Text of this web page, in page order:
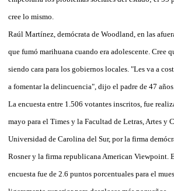
cree lo mismo.
Raúl Martínez, demócrata de Woodland, en las
que fumó marihuana cuando era adolescente. Cree
siendo cara para los gobiernos locales. "Les va a
a fomentar la delincuencia", dijo el padre de 47 años.
La encuesta entre 1.506 votantes inscritos, fue
mayo para el Times y la Facultad de Letras, Artes y
Universidad de Carolina del Sur, por la firma
Rosner y la firma republicana American Viewpoint.
encuesta fue de 2.6 puntos porcentuales para el